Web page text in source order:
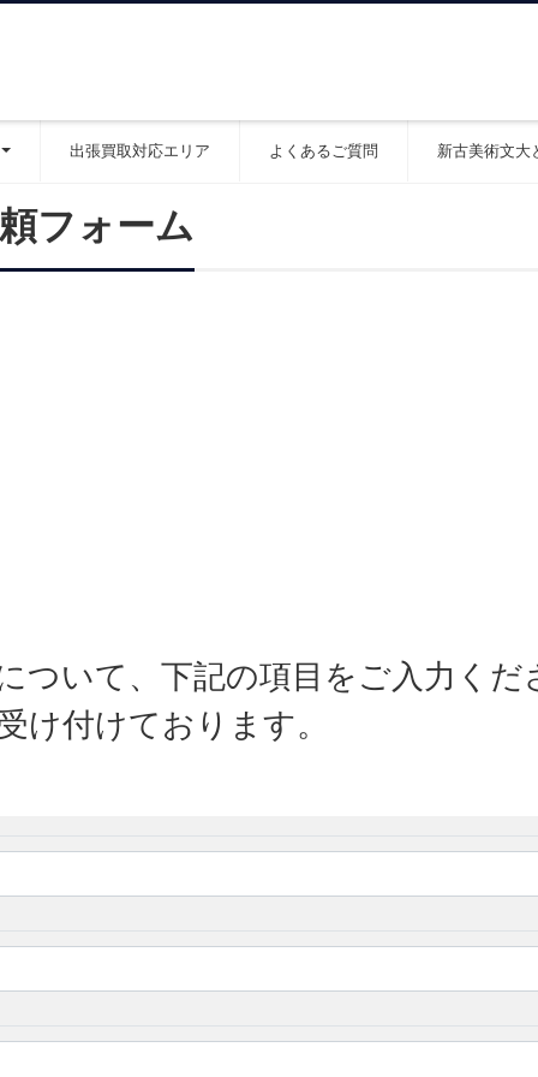
出張買取対応エリア よくあるご質問 新古美術文大
フォーム
ついて、下記の項目をご入力くだ
け付けております。